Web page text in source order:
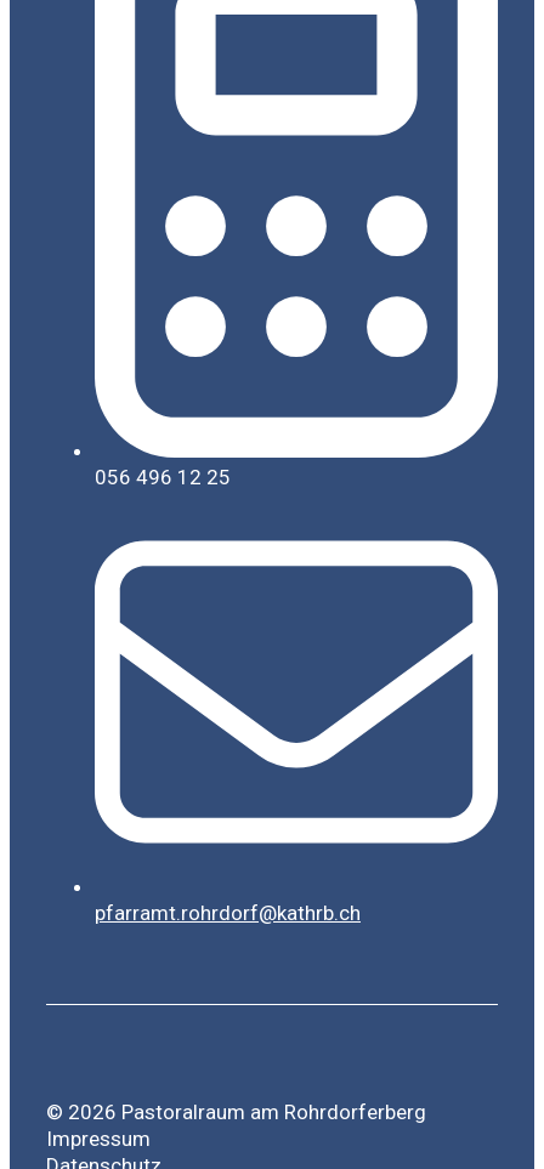
056 496 12 25
pfarramt.rohrdorf@kathrb.ch
© 2026 Pastoralraum am Rohrdorferberg
Impressum